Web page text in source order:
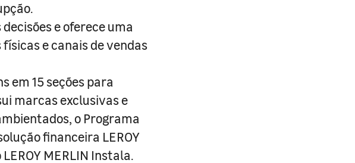
e oferece uma
e canais de vendas
em 15 seções para
marcas exclusivas e
o Programa
financeira LEROY
MERLIN Instala.